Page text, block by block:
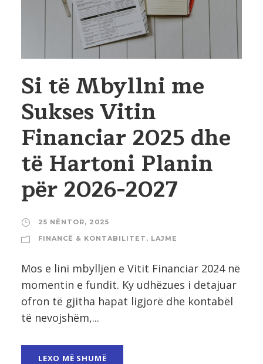
Si të Mbyllni me
Sukses Vitin
Financiar 2025 dhe
të Hartoni Planin
për 2026-2027
25 NËNTOR, 2025
FINANCË & KONTABILITET , LAJME
Mos e lini mbylljen e Vitit Financiar 2024 në
momentin e fundit. Ky udhëzues i detajuar
ofron të gjitha hapat ligjorë dhe kontabël
të nevojshëm,...
LEXO MË SHUMË